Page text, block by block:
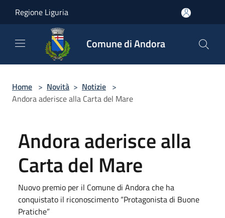
Regione Liguria
Comune di Andora
Home > Novità > Notizie >
Andora aderisce alla Carta del Mare
Andora aderisce alla
Carta del Mare
Nuovo premio per il Comune di Andora che ha
conquistato il riconoscimento “Protagonista di Buone
Pratiche”